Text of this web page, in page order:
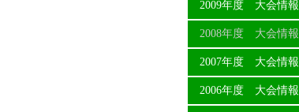
2009年度 大会情報
2008年度 大会情報
2007年度 大会情報
2006年度 大会情報